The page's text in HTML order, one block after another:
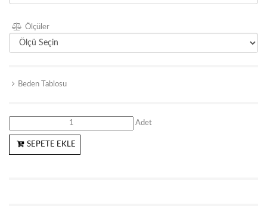
Ölçüler
Beden Tablosu
Adet
SEPETE EKLE